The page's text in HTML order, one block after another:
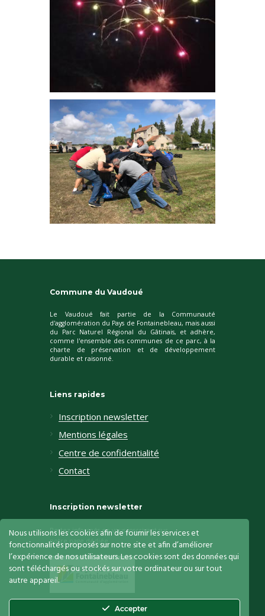
Commune du Vaudoué
Le Vaudoué fait partie de la Communauté
d'agglomération du Pays de Fontainebleau, mais aussi
du Parc Naturel Régional du Gâtinais, et adhère,
comme l'ensemble des communes de ce parc, à la
charte de préservation et de développement
durable et raisonné.
Liens rapides
Inscription newsletter
Mentions légales
Centre de confidentialité
Contact
Inscription newsletter
Restez informés en vous inscrivant sur
notre page dédiée
Nous utilisons les cookies afin de fournir les services et
fonctionnalités proposés sur notre site et afin d’améliorer
l’expérience de nos utilisateurs. Les cookies sont des données qui
sont téléchargés ou stockés sur votre ordinateur ou sur tout
autre appareil.
Accepter